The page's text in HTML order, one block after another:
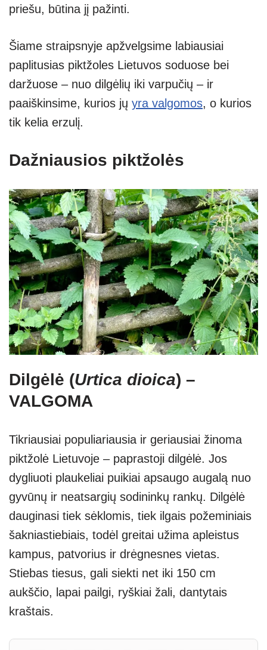
priešu, būtina jį pažinti.
Šiame straipsnyje apžvelgsime labiausiai
paplitusias piktžoles Lietuvos soduose bei
daržuose – nuo dilgėlių iki varpučių – ir
paaiškinsime, kurios jų yra valgomos, o kurios
tik kelia erzulį.
Dažniausios piktžolės
Dilgėlė (Urtica dioica) –
VALGOMA
Tikriausiai populiariausia ir geriausiai žinoma
piktžolė Lietuvoje – paprastoji dilgėlė. Jos
dygliuoti plaukeliai puikiai apsaugo augalą nuo
gyvūnų ir neatsargių sodininkų rankų. Dilgėlė
dauginasi tiek sėklomis, tiek ilgais požeminiais
šakniastiebiais, todėl greitai užima apleistus
kampus, patvorius ir drėgnesnes vietas.
Stiebas tiesus, gali siekti net iki 150 cm
aukščio, lapai pailgi, ryškiai žali, dantytais
kraštais.